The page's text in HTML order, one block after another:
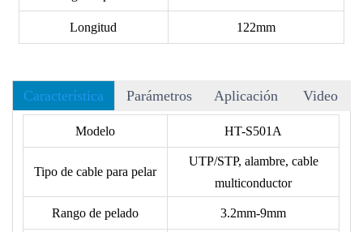
Longitud 122mm
Característica Parámetros Aplicación Video
Modelo HT-S501A
Tipo de cable para pelar
UTP/STP, alambre, cable
multiconductor
Rango de pelado 3.2mm-9mm
• La hoja SK-2 afilada para cortador y pelador puede ser
reemplazada.
• El aislamiento de forma irregular se puede colocar en la guía
frontal ”V” y “U”, girar la herramienta 1-3 veces con el dedo
índice para pelar fácilmente el aislamiento exterior.